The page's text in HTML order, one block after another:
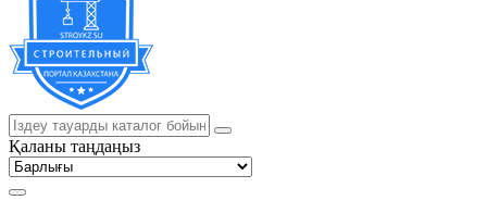
Қаланы таңдаңыз